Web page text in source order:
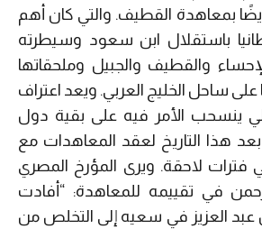
بمعاهدة القطيف. والتي كان أهم
باستقلال ابن سعود وسيطرته
والقطيف والجبيل وملحقاتها
على ساحل الخليج العربي. ويعد اعتراف
ينسحب الأمر فيه على بقية دول
بعد هذا التاريخ لعقد المعاهدات مع
فترات لاحقة. ويرى المؤرخ المصري
في تقييمه للمعاهدة: “أفادت
عبد العزيز في سعيه إلى التخلص من